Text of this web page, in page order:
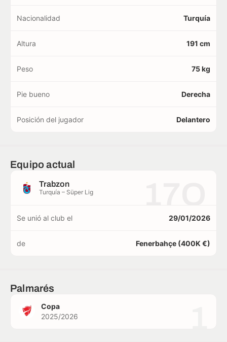
Nacionalidad Turquía
Altura 191 cm
Peso 75 kg
Pie bueno Derecha
Posición del jugador Delantero
Equipo actual
Trabzon
Turquía – Süper Lig
Se unió al club el 29/01/2026
de Fenerbahçe (400K €)
Palmarés
Copa
2025/2026